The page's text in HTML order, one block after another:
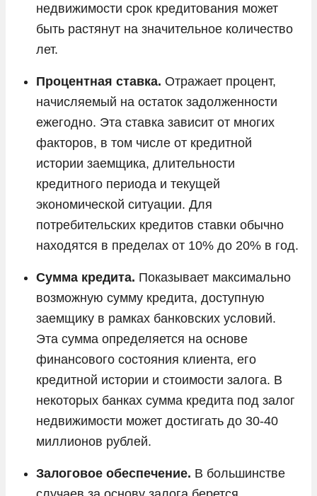
недвижимости срок кредитования может
быть растянут на значительное количество
лет.
Процентная ставка. Отражает процент,
начисляемый на остаток задолженности
ежегодно. Эта ставка зависит от многих
факторов, в том числе от кредитной
истории заемщика, длительности
кредитного периода и текущей
экономической ситуации. Для
потребительских кредитов ставки обычно
находятся в пределах от 10% до 20% в год.
Сумма кредита. Показывает максимально
возможную сумму кредита, доступную
заемщику в рамках банковских условий.
Эта сумма определяется на основе
финансового состояния клиента, его
кредитной истории и стоимости залога. В
некоторых банках сумма кредита под залог
недвижимости может достигать до 30-40
миллионов рублей.
Залоговое обеспечение. В большинстве